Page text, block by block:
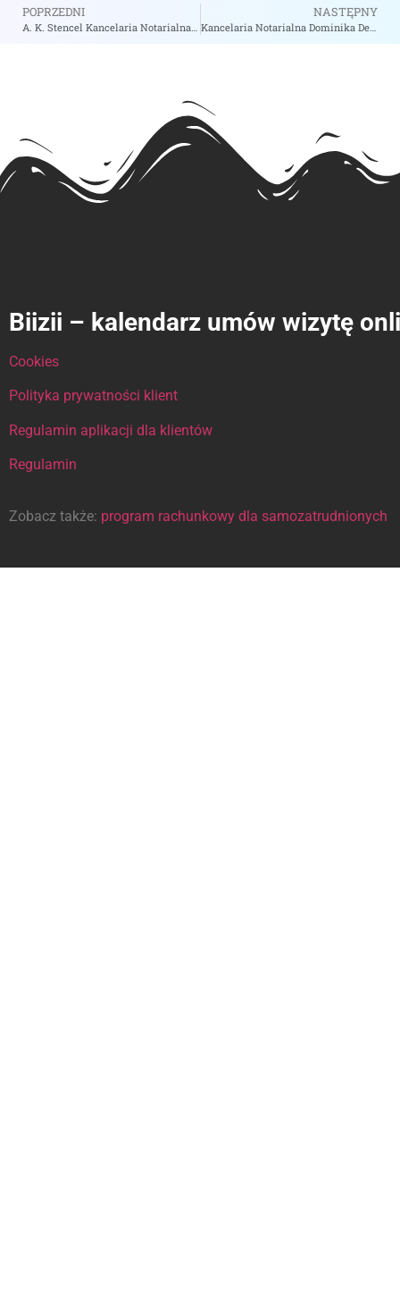
POPRZEDNI NASTĘPNY
Kancelaria Notarialna Dominika Deda – Notariusz Bielsko-Biała
Biizii – kalendarz umów wizytę
Cookies
Polityka prywatności klient
Regulamin aplikacji dla klientów
Regulamin
Zobacz także: program rachunkowy dla samozatrudnionych